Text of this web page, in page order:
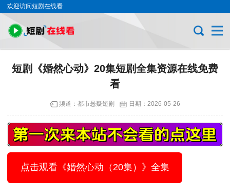
欢迎访问短剧在线看
短剧《婚然心动》20集短剧全集资源在线免费
看
频道： 都市悬疑短剧 日期： 2026-05-26
点击观看《婚然心动（20集）》全集